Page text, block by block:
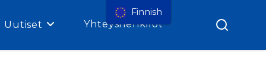
Uutiset Yhteyshenkilöt
Finnish